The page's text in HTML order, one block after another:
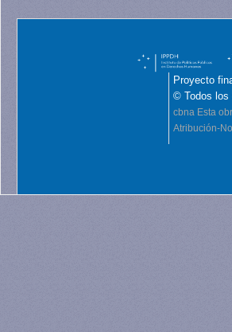
Proyecto
© Todos los
cbna Esta
Atribución-